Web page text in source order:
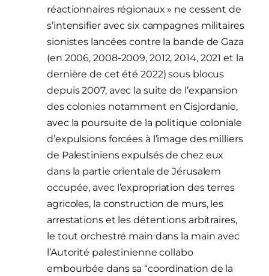
réactionnaires régionaux » ne cessent de
s’intensifier avec six campagnes militaires
sionistes lancées contre la bande de Gaza
(en 2006, 2008-2009, 2012, 2014, 2021 et la
dernière de cet été 2022) sous blocus
depuis 2007, avec la suite de l’expansion
des colonies notamment en Cisjordanie,
avec la poursuite de la politique coloniale
d’expulsions forcées à l’image des milliers
de Palestiniens expulsés de chez eux
dans la partie orientale de Jérusalem
occupée, avec l’expropriation des terres
agricoles, la construction de murs, les
arrestations et les détentions arbitraires,
le tout orchestré main dans la main avec
l’Autorité palestinienne collabo
embourbée dans sa “coordination de la